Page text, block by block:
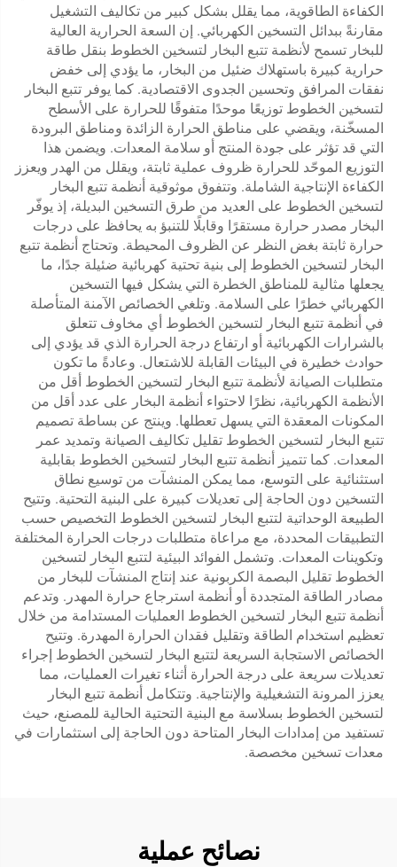
الكفاءة الطاقوية، مما يقلل بشكل كبير من تكاليف التشغيل
مقارنةً ببدائل التسخين الكهربائي. إن السعة الحرارية العالية
للبخار تسمح لأنظمة تتبع البخار لتسخين الخطوط بنقل طاقة
حرارية كبيرة باستهلاك ضئيل من البخار، ما يؤدي إلى خفض
نفقات المرافق وتحسين الجدوى الاقتصادية. كما يوفر تتبع البخار
لتسخين الخطوط توزيعًا موحدًا متفوقًا للحرارة على الأسطح
المسخّنة، ويقضي على مناطق الحرارة الزائدة ومناطق البرودة
التي قد تؤثر على جودة المنتج أو سلامة المعدات. ويضمن هذا
التوزيع الموحّد للحرارة ظروف عملية ثابتة، ويقلل من الهدر ويعزز
الكفاءة الإنتاجية الشاملة. وتتفوق موثوقية أنظمة تتبع البخار
لتسخين الخطوط على العديد من طرق التسخين البديلة، إذ يوفّر
البخار مصدر حرارة مستقرًا وقابلًا للتنبؤ به يحافظ على درجات
حرارة ثابتة بغض النظر عن الظروف المحيطة. وتحتاج أنظمة تتبع
البخار لتسخين الخطوط إلى بنية تحتية كهربائية ضئيلة جدًا، ما
يجعلها مثالية للمناطق الخطرة التي يشكل فيها التسخين
الكهربائي خطرًا على السلامة. وتلغي الخصائص الآمنة المتأصلة
في أنظمة تتبع البخار لتسخين الخطوط أي مخاوف تتعلق
بالشرارات الكهربائية أو ارتفاع درجة الحرارة الذي قد يؤدي إلى
حوادث خطيرة في البيئات القابلة للاشتعال. وعادةً ما تكون
متطلبات الصيانة لأنظمة تتبع البخار لتسخين الخطوط أقل من
الأنظمة الكهربائية، نظرًا لاحتواء أنظمة البخار على عدد أقل من
المكونات المعقدة التي يسهل تعطلها. وينتج عن بساطة تصميم
تتبع البخار لتسخين الخطوط تقليل تكاليف الصيانة وتمديد عمر
المعدات. كما تتميز أنظمة تتبع البخار لتسخين الخطوط بقابلية
استثنائية على التوسع، مما يمكن المنشآت من توسيع نطاق
التسخين دون الحاجة إلى تعديلات كبيرة على البنية التحتية. وتتيح
الطبيعة الوحداتية لتتبع البخار لتسخين الخطوط التخصيص حسب
التطبيقات المحددة، مع مراعاة متطلبات درجات الحرارة المختلفة
وتكوينات المعدات. وتشمل الفوائد البيئية لتتبع البخار لتسخين
الخطوط تقليل البصمة الكربونية عند إنتاج المنشآت للبخار من
مصادر الطاقة المتجددة أو أنظمة استرجاع حرارة المهدر. وتدعم
أنظمة تتبع البخار لتسخين الخطوط العمليات المستدامة من خلال
تعظيم استخدام الطاقة وتقليل فقدان الحرارة المهدرة. وتتيح
الخصائص الاستجابة السريعة لتتبع البخار لتسخين الخطوط إجراء
تعديلات سريعة على درجة الحرارة أثناء تغيرات العمليات، مما
يعزز المرونة التشغيلية والإنتاجية. وتتكامل أنظمة تتبع البخار
لتسخين الخطوط بسلاسة مع البنية التحتية الحالية للمصنع، حيث
تستفيد من إمدادات البخار المتاحة دون الحاجة إلى استثمارات في
معدات تسخين مخصصة.
نصائح عملية